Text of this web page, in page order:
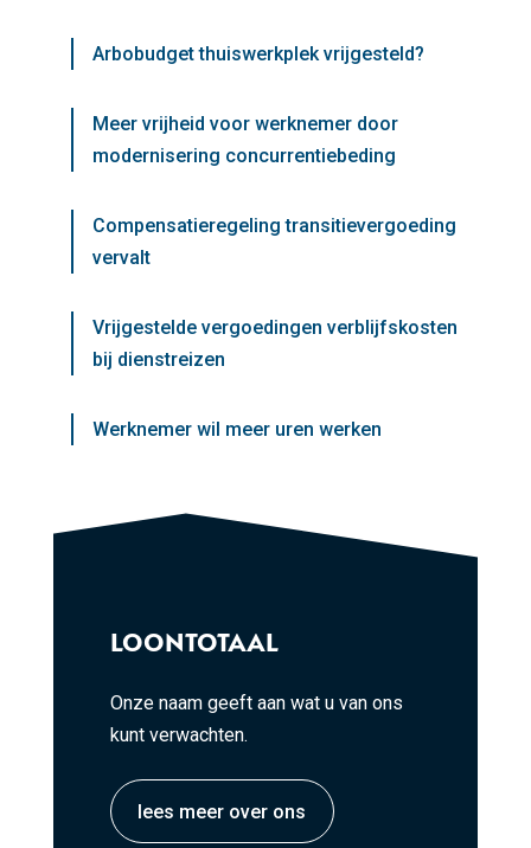
Arbobudget thuiswerkplek vrijgesteld?
Meer vrijheid voor werknemer door
modernisering concurrentiebeding
Compensatieregeling transitievergoeding
vervalt
Vrijgestelde vergoedingen verblijfskosten
bij dienstreizen
Werknemer wil meer uren werken
LOONTOTAAL
Onze naam geeft aan wat u van ons
kunt verwachten.
lees meer over ons